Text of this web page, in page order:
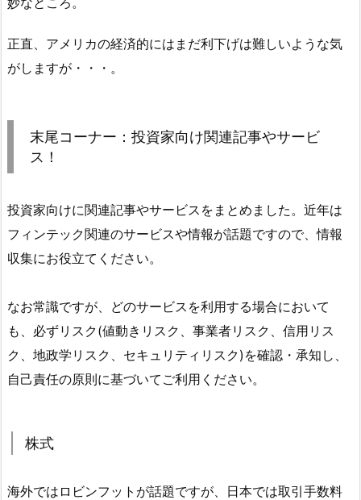
正直、アメリカの経済的にはまだ利下げは難しいような気
がしますが・・・。
末尾コーナー：投資家向け関連記事やサービ
ス！
投資家向けに関連記事やサービスをまとめました。近年は
フィンテック関連のサービスや情報が話題ですので、情報
収集にお役立てください。
なお常識ですが、どのサービスを利用する場合において
も、必ずリスク(値動きリスク、事業者リスク、信用リス
ク、地政学リスク、セキュリティリスク)を確認・承知し、
自己責任の原則に基づいてご利用ください。
株式
海外ではロビンフットが話題ですが、日本では取引手数料